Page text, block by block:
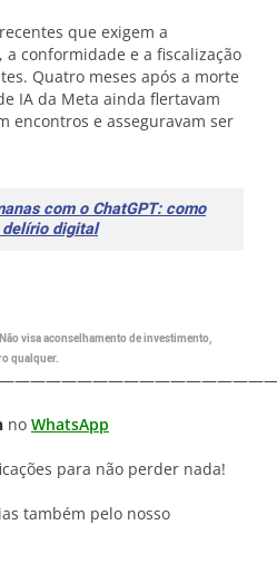
que exigem a
conformidade e a fiscalização
Quatro meses após a morte
IA da Meta ainda flertavam
encontros e asseguravam ser
com o ChatGPT: como
delírio digital
visa aconselhamento de investimento,
qualquer.
no WhatsApp
para não perder nada!
também pelo nosso